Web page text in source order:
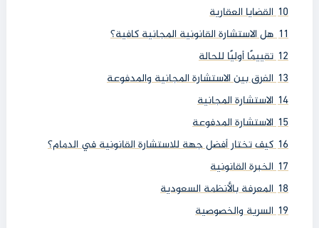
10 القضايا العقارية
11 هل الاستشارة القانونية المجانية كافية؟
12 تقييمًا أوليًا للحالة
13 الفرق بين الاستشارة المجانية والمدفوعة
14 الاستشارة المجانية
15 الاستشارة المدفوعة
16 كيف تختار أفضل جهة للاستشارة القانونية في الدمام؟
17 الخبرة القانونية
18 المعرفة بالأنظمة السعودية
19 السرية والخصوصية